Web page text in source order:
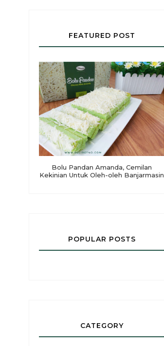
FEATURED POST
Bolu Pandan Amanda, Cemilan
Kekinian Untuk Oleh-oleh Banjarmasin
POPULAR POSTS
CATEGORY